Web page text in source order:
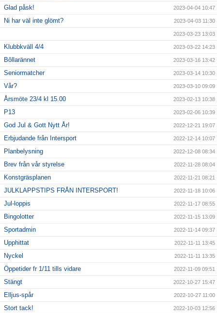
Glad påsk! 2023-04-04 10:47
Ni har väl inte glömt? 2023-04-03 11:30
2023-03-23 13:03
Klubbkväll 4/4 2023-03-22 14:23
Bôllarännet 2023-03-16 13:42
Seniormatcher 2023-03-14 10:30
Vår? 2023-03-10 09:09
Årsmöte 23/4 kl 15.00 2023-02-13 10:38
P13 2023-02-06 10:39
God Jul & Gott Nytt År! 2022-12-21 19:07
Erbjudande från Intersport 2022-12-14 10:07
Planbelysning 2022-12-08 08:34
Brev från vår styrelse 2022-11-28 08:04
Konstgräsplanen 2022-11-21 08:21
JULKLAPPSTIPS FRÅN INTERSPORT! 2022-11-18 10:06
Jul-loppis 2022-11-17 08:55
Bingolotter 2022-11-15 13:09
Sportadmin 2022-11-14 09:37
Upphittat 2022-11-11 13:45
Nyckel 2022-11-11 13:35
Öppetider fr 1/11 tills vidare 2022-11-09 09:51
Stängt 2022-10-27 15:47
Elljus-spår 2022-10-27 11:00
Stort tack! 2022-10-03 12:56